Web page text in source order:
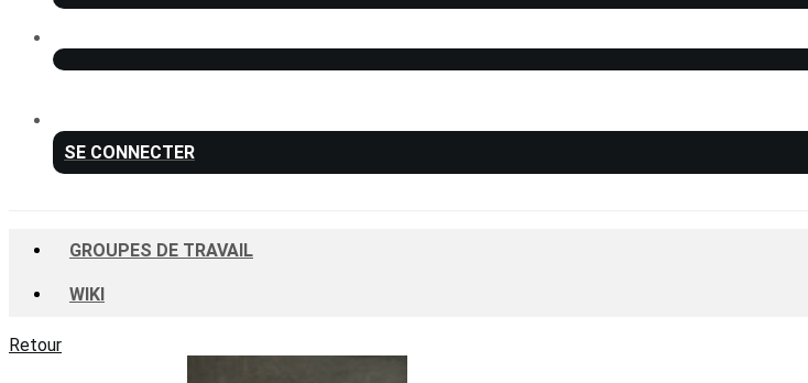
SE CONNECTER
GROUPES DE TRAVAIL
WIKI
Retour